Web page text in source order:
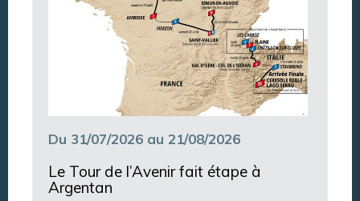
Du 31/07/2026 au 21/08/2026
Le Tour de l’Avenir fait étape à
Argentan